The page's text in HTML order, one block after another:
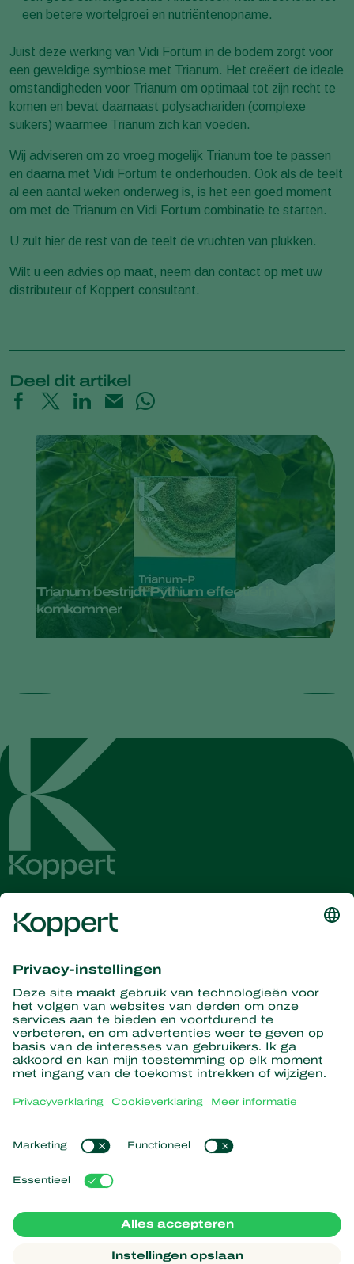
een betere wortelgroei en nutriëntenopname.
Juist deze werking van Vidi Fortum in de bodem zorgt voor
een geweldige symbiose met Trianum. Het creëert de ideale
omstandigheden voor Trianum om optimaal tot zijn recht te
komen en bevat daarnaast polysachariden (complexe
suikers) waarmee Trianum zich kan voeden.
Wij adviseren om zo vroeg mogelijk Trianum toe te passen
en daarna met Vidi Fortum te onderhouden. Ook als de teelt
al een aantal weken onderweg is, is het een goed moment
om met de Trianum en Vidi Fortum combinatie te starten.
U zult hier de rest van de teelt de vruchten van plukken.
Wilt u een advies op maat, neem dan contact op met uw
distributeur of Koppert consultant.
Deel dit artikel
Trianum bestrijdt Pythium effectief in
komkommer
Ontvang het laatste nieuws en
informatie
Hier aanmelden
Partners with Nature
Roofmijten
Roofinsecten
Nuttige nematoden
Nuttige micro-organismen
Gewasbescherming
Nieuws en informatie
Duurzaamheid
Werken bij Koppert
Contact
Populaire links
Ervaringen van klanten
Koppert One
Koppert Global
Cookies beheren